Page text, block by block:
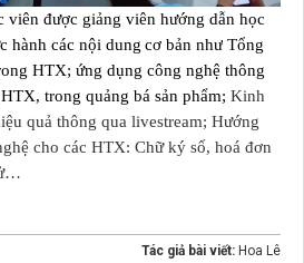
viên được giảng viên hướng dẫn học
hành các nội dung cơ bản như Tổng
HTX; ứng dụng công nghệ thông
trong quảng bá sản phẩm; Kinh
quả thông qua livestream; Hướng
cho các HTX: Chữ ký số, hoá đơn
Tác giả bài viết: Hoa Lê